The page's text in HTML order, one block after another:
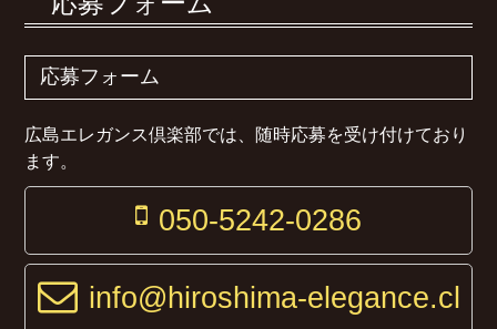
プライバシーポリシー
サイトマップ
応募フォーム
広島エレガンス倶楽部では、随時応募を受け付けており
ます。
050-5242-0286
info@hiroshima-elegance.cl